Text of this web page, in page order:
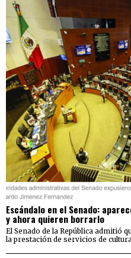
Escándalo en el Senado:
y ahora quieren borrarlo
El Senado de la República admitió
la prestación de servicios de